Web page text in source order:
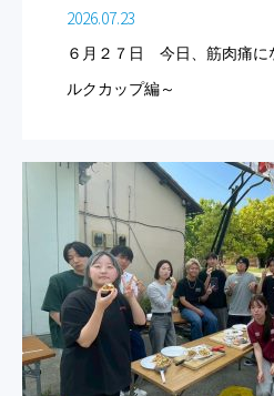
2026.07.23
６月２７日 今日、筋肉痛に
ルクカップ編～